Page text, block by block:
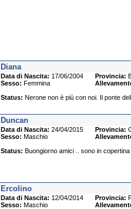
Diana
Data di Nascita: 17/06/2004 Provincia:
Sesso: Femmina
Status: Nerone non è più con noi. Il ponte
Duncan
Data di Nascita: 24/04/2015 Provincia:
Sesso: Maschio
Status: Buongiorno amici .. sono in copertina
Ercolino
Data di Nascita: 12/04/2014 Provincia:
Sesso: Maschio